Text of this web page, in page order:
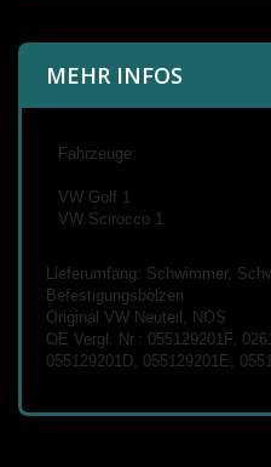
MEHR INFOS
Fahrzeuge:
VW Golf 1
VW Scirocco 1
Lieferumfang: Schwimmer,
Befestigungsbolzen
Original VW Neuteil, NOS
OE Vergl. Nr.: 055129201F,
055129201D, 055129201E,